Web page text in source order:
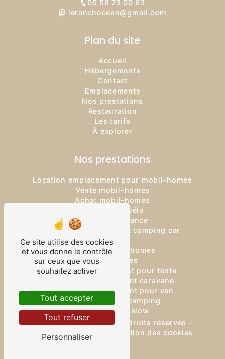
05 56 73 00 63
leranchocean@gmail.com
Plan du site
Accueil
Hébergements
Contact
Emplacements
Nos prestations
Restauration
Les tarifs
À explorer
Nos prestations
Location emplacement pour mobil-homes
Vente mobil-homes
Achat mobil-homes
Location de vélo
Logement vacance
Location emplacement camping car
Camping
Location mobil-homes
Mobil-homes
Location emplacement pour tente
Location emplacement caravane
Location emplacement pour van
Location terrain camping
Location bungalow
Vistalid- 2026 - Tous droits réservés -
Mentions légales
Gestion des cookies
Ce site utilise des cookies
et vous donne le contrôle
sur ceux que vous
souhaitez activer
Tout accepter
Tout refuser
Personnaliser